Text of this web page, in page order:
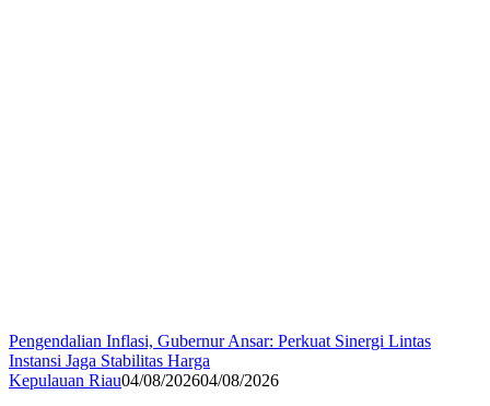
Pengendalian Inflasi, Gubernur Ansar: Perkuat Sinergi Lintas
Instansi Jaga Stabilitas Harga
Kepulauan Riau04/08/202604/08/2026